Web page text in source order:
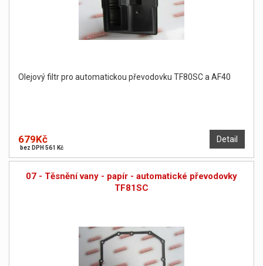
Olejový filtr pro automatickou převodovku TF80SC a AF40
Detail
679Kč
bez DPH 561 Kč
07 - Těsnění vany - papír - automatické převodovky
TF81SC